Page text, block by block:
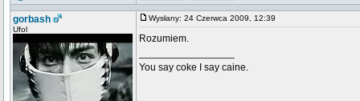
gorbash
Ufol
Wysłany: 24 Czerwca 2009, 12:39
Rozumiem.
You say coke I say caine.